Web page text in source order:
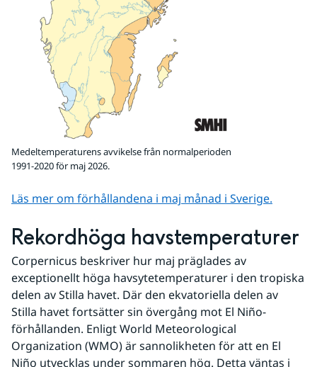
Medeltemperaturens avvikelse från normalperioden
1991-2020 för maj 2026.
Läs mer om förhållandena i maj månad i Sverige.
Rekordhöga havstemperaturer
Corpernicus beskriver hur maj präglades av
exceptionellt höga havsytetemperaturer i den tropiska
delen av Stilla havet. Där den ekvatoriella delen av
Stilla havet fortsätter sin övergång mot El Niño-
förhållanden. Enligt World Meteorological
Organization (WMO) är sannolikheten för att en El
Niño utvecklas under sommaren hög. Detta väntas i